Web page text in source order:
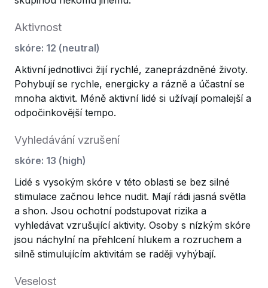
Aktivnost
skóre: 12 (neutral)
Aktivní jednotlivci žijí rychlé, zaneprázdněné životy.
Pohybují se rychle, energicky a rázně a účastní se
mnoha aktivit. Méně aktivní lidé si užívají pomalejší a
odpočinkovější tempo.
Vyhledávání vzrušení
skóre: 13 (high)
Lidé s vysokým skóre v této oblasti se bez silné
stimulace začnou lehce nudit. Mají rádi jasná světla
a shon. Jsou ochotní podstupovat rizika a
vyhledávat vzrušující aktivity. Osoby s nízkým skóre
jsou náchylní na přehlcení hlukem a rozruchem a
silně stimulujícím aktivitám se raději vyhýbají.
Veselost